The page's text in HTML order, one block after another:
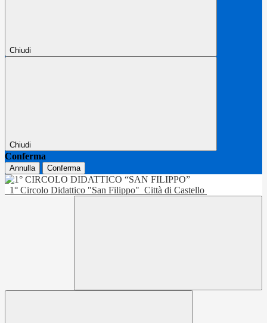
Chiudi
Chiudi
Conferma
Annulla Conferma
1° Circolo Didattico "San Filippo" Città di Castello